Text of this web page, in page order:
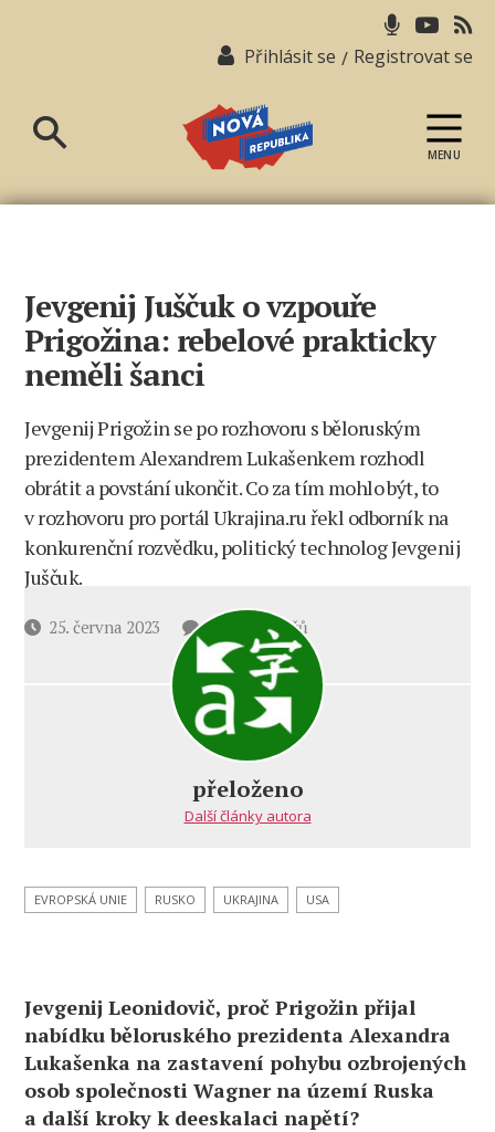
Přihlásit se / Registrovat se
republika
MENU
Jevgenij Juščuk o vzpouře
Prigožina: rebelové prakticky
neměli šanci
Jevgenij Prigožin se po rozhovoru s běloruským
prezidentem Alexandrem Lukašenkem rozhodl
obrátit a povstání ukončit. Co za tím mohlo být, to
v rozhovoru pro portál Ukrajina.ru řekl odborník na
konkurenční rozvědku, politický technolog Jevgenij
Juščuk.
Datum25. června 2023 12 komentářůu
textu
názvem
Jevgenij
rebelové
šanci
přeloženo
Další články autora
EVROPSKÁ UNIE RUSKO UKRAJINA USA
Jevgenij Leonidovič, proč Prigožin přijal
nabídku běloruského prezidenta Alexandra
Lukašenka na zastavení pohybu ozbrojených
osob společnosti Wagner na území Ruska
a další kroky k deeskalaci napětí?